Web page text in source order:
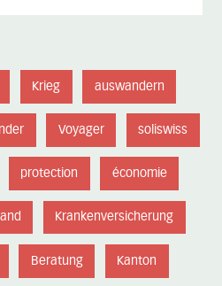
Krieg auswandern
Voyager soliswiss
protection économie
Krankenversicherung
Beratung Kanton